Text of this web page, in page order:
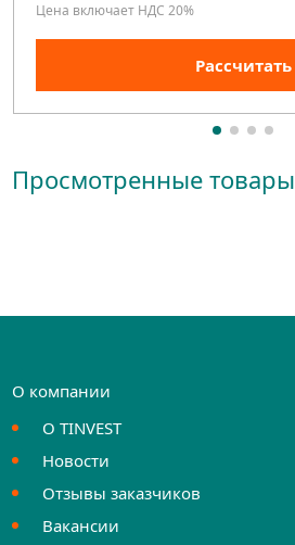
Цена включает НДС 20%
Рассчитать
Просмотренные товары
О компании
О TINVEST
Новости
Отзывы заказчиков
Вакансии